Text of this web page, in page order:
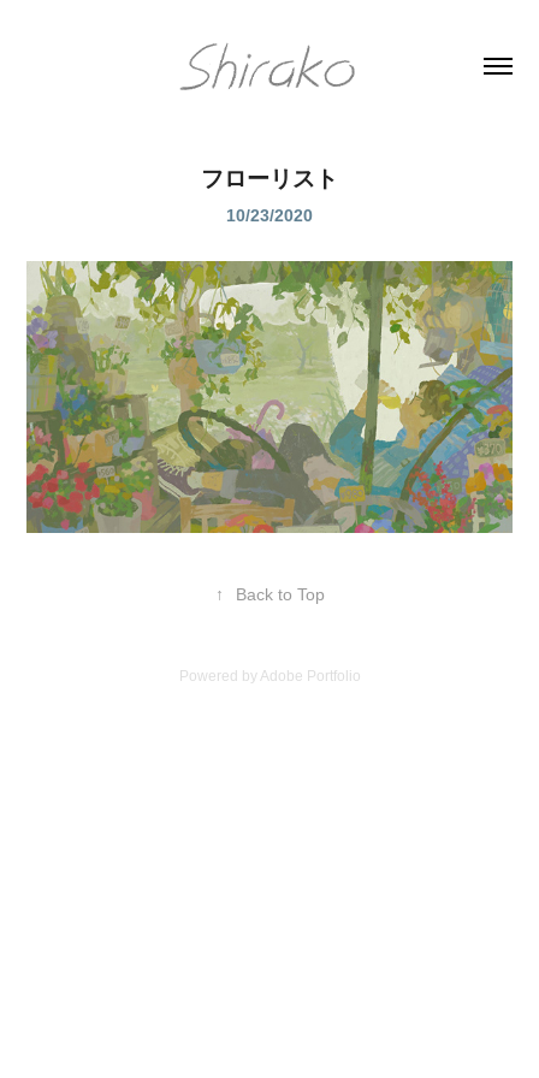
フローリスト
10/23/2020
↑ Back to Top
Powered byAdobe Portfolio